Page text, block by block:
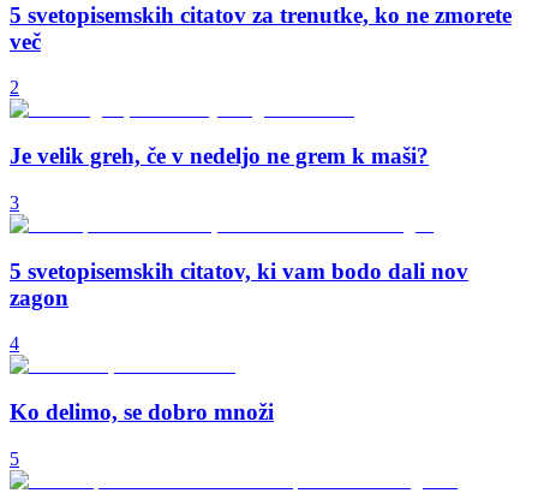
5 svetopisemskih citatov za trenutke, ko ne zmorete
več
2
Je velik greh, če v nedeljo ne grem k maši?
3
5 svetopisemskih citatov, ki vam bodo dali nov
zagon
4
Ko delimo, se dobro množi
5